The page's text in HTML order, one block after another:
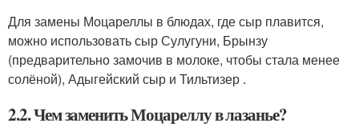
Для замены Моцареллы в блюдах, где сыр плавится,
можно использовать сыр Сулугуни, Брынзу
(предварительно замочив в молоке, чтобы стала менее
солёной), Адыгейский сыр и Тильтизер .
2.2. Чем заменить Моцареллу в лазанье?